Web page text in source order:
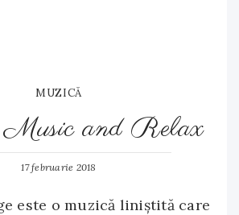
MUZICĂ
Music and Relax
17 februarie 2018
este o muzică liniștită care